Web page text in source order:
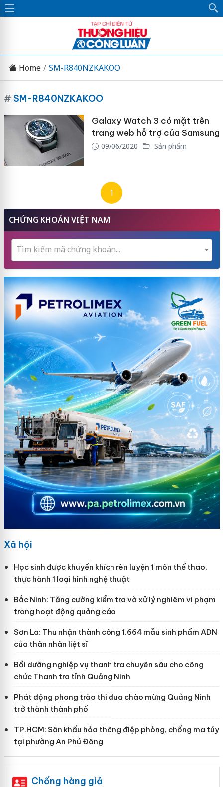
Home SM-R840NZKAKOO
# SM-R840NZKAKOO
Galaxy Watch 3 có mặt trên
trang web hỗ trợ của Samsung
09/06/2020 Sản phẩm
1
CHỨNG KHOÁN VIỆT NAM
Tìm kiếm mã chứng khoán...
Xã hội
Học sinh được khuyến khích rèn luyện 1 môn thể thao,
thực hành 1 loại hình nghệ thuật
Bắc Ninh: Tăng cường kiểm tra và xử lý nghiêm vi phạm
trong hoạt động quảng cáo
Sơn La: Thu nhận thành công 1.664 mẫu sinh phẩm ADN
của thân nhân liệt sĩ
Bồi dưỡng nghiệp vụ thanh tra chuyên sâu cho công
chức Thanh tra tỉnh Quảng Ninh
Phát động phong trào thi đua chào mừng Quảng Ninh
trở thành thành phố
TP.HCM: Sân khấu hóa thông điệp phòng, chống ma túy
tại phường An Phú Đông
Chống hàng giả